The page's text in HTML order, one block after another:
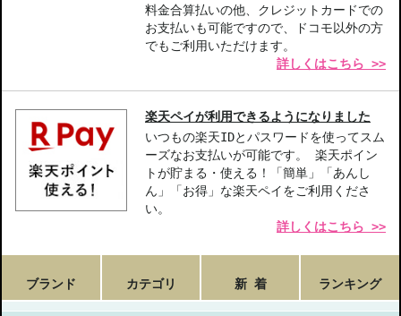
料金合算払いの他、クレジットカードでの
お支払いも可能ですので、ドコモ以外の方
でもご利用いただけます。
詳しくはこちら >>
楽天ペイが利用できるようになりました
いつもの楽天IDとパスワードを使ってスム
ーズなお支払いが可能です。 楽天ポイン
トが貯まる・使える！「簡単」「あんし
ん」「お得」な楽天ペイをご利用くださ
い。
詳しくはこちら >>
ブランド カテゴリ 新 着 ランキング